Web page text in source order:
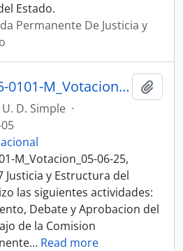
Estado.
Permanente De Justicia y
010_An-Cjee-2025-0101-M_Votacion_05-06-25, Sesion 002 Justicia y Estructura del Estado
U. D. Simple ·
M_Votacion_05-06-25,
Justicia y Estructura del
las siguientes actividades:
Debate y Aprobacion del
de la Comision
… Read more